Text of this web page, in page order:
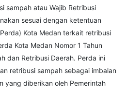
sampah atau Wajib Retribusi
sesuai dengan ketentuan
Kota Medan terkait retribusi
Kota Medan Nomor 1 Tahun
dan Retribusi Daerah. Perda ini
retribusi sampah sebagai imbalan
yang diberikan oleh Pemerintah